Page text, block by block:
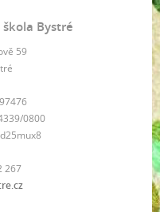
Bystré
59
0800
267